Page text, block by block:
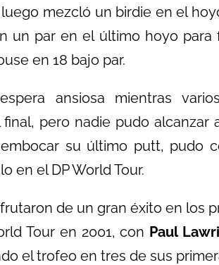
mezcló un birdie en el
un par en el último hoyo
en 18 bajo par.
ansiosa mientras
pero nadie pudo alcanzar
su último putt, pudo
en el DP World Tour.
de un gran éxito en los
Tour en 2001, con Paul
el trofeo en tres de sus